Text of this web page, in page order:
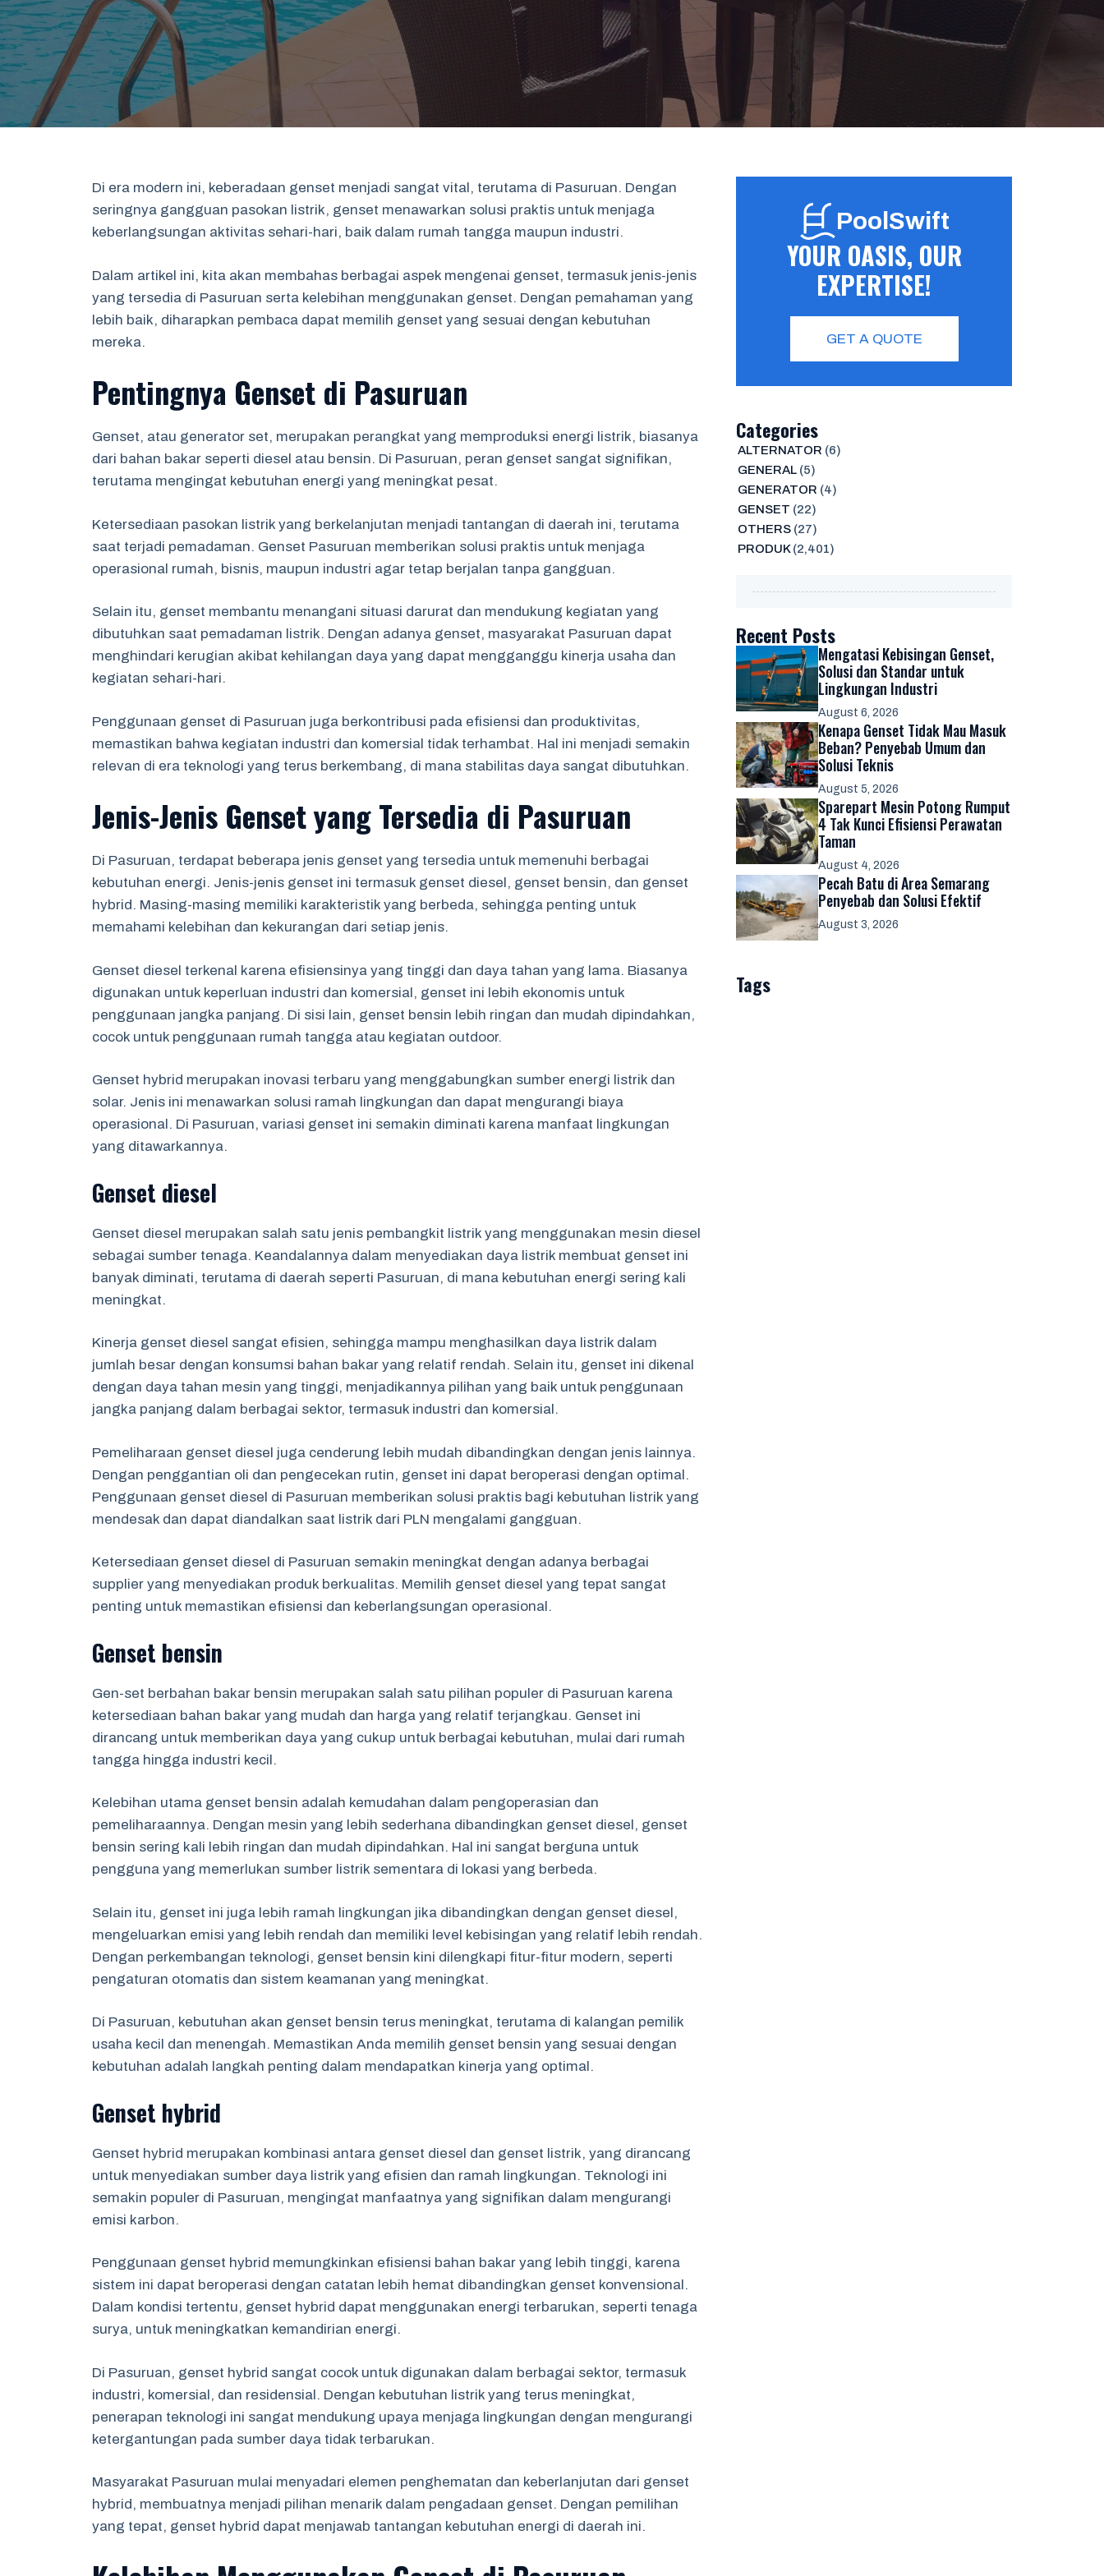
Di era modern ini, keberadaan genset menjadi sangat vital, terutama di Pasuruan. Dengan
seringnya gangguan pasokan listrik, genset menawarkan solusi praktis untuk menjaga
keberlangsungan aktivitas sehari-hari, baik dalam rumah tangga maupun industri.
Dalam artikel ini, kita akan membahas berbagai aspek mengenai genset, termasuk jenis-jenis
yang tersedia di Pasuruan serta kelebihan menggunakan genset. Dengan pemahaman yang
lebih baik, diharapkan pembaca dapat memilih genset yang sesuai dengan kebutuhan
mereka.
Pentingnya Genset di Pasuruan
Genset, atau generator set, merupakan perangkat yang memproduksi energi listrik, biasanya
dari bahan bakar seperti diesel atau bensin. Di Pasuruan, peran genset sangat signifikan,
terutama mengingat kebutuhan energi yang meningkat pesat.
Ketersediaan pasokan listrik yang berkelanjutan menjadi tantangan di daerah ini, terutama
saat terjadi pemadaman. Genset Pasuruan memberikan solusi praktis untuk menjaga
operasional rumah, bisnis, maupun industri agar tetap berjalan tanpa gangguan.
Selain itu, genset membantu menangani situasi darurat dan mendukung kegiatan yang
dibutuhkan saat pemadaman listrik. Dengan adanya genset, masyarakat Pasuruan dapat
menghindari kerugian akibat kehilangan daya yang dapat mengganggu kinerja usaha dan
kegiatan sehari-hari.
Penggunaan genset di Pasuruan juga berkontribusi pada efisiensi dan produktivitas,
memastikan bahwa kegiatan industri dan komersial tidak terhambat. Hal ini menjadi semakin
relevan di era teknologi yang terus berkembang, di mana stabilitas daya sangat dibutuhkan.
Jenis-Jenis Genset yang Tersedia di Pasuruan
Di Pasuruan, terdapat beberapa jenis genset yang tersedia untuk memenuhi berbagai
kebutuhan energi. Jenis-jenis genset ini termasuk genset diesel, genset bensin, dan genset
hybrid. Masing-masing memiliki karakteristik yang berbeda, sehingga penting untuk
memahami kelebihan dan kekurangan dari setiap jenis.
Genset diesel terkenal karena efisiensinya yang tinggi dan daya tahan yang lama. Biasanya
digunakan untuk keperluan industri dan komersial, genset ini lebih ekonomis untuk
penggunaan jangka panjang. Di sisi lain, genset bensin lebih ringan dan mudah dipindahkan,
cocok untuk penggunaan rumah tangga atau kegiatan outdoor.
Genset hybrid merupakan inovasi terbaru yang menggabungkan sumber energi listrik dan
solar. Jenis ini menawarkan solusi ramah lingkungan dan dapat mengurangi biaya
operasional. Di Pasuruan, variasi genset ini semakin diminati karena manfaat lingkungan
yang ditawarkannya.
Genset diesel
Genset diesel merupakan salah satu jenis pembangkit listrik yang menggunakan mesin diesel
sebagai sumber tenaga. Keandalannya dalam menyediakan daya listrik membuat genset ini
banyak diminati, terutama di daerah seperti Pasuruan, di mana kebutuhan energi sering kali
meningkat.
Kinerja genset diesel sangat efisien, sehingga mampu menghasilkan daya listrik dalam
jumlah besar dengan konsumsi bahan bakar yang relatif rendah. Selain itu, genset ini dikenal
dengan daya tahan mesin yang tinggi, menjadikannya pilihan yang baik untuk penggunaan
jangka panjang dalam berbagai sektor, termasuk industri dan komersial.
Pemeliharaan genset diesel juga cenderung lebih mudah dibandingkan dengan jenis lainnya.
Dengan penggantian oli dan pengecekan rutin, genset ini dapat beroperasi dengan optimal.
Penggunaan genset diesel di Pasuruan memberikan solusi praktis bagi kebutuhan listrik yang
mendesak dan dapat diandalkan saat listrik dari PLN mengalami gangguan.
Ketersediaan genset diesel di Pasuruan semakin meningkat dengan adanya berbagai
supplier yang menyediakan produk berkualitas. Memilih genset diesel yang tepat sangat
penting untuk memastikan efisiensi dan keberlangsungan operasional.
Genset bensin
Gen-set berbahan bakar bensin merupakan salah satu pilihan populer di Pasuruan karena
ketersediaan bahan bakar yang mudah dan harga yang relatif terjangkau. Genset ini
dirancang untuk memberikan daya yang cukup untuk berbagai kebutuhan, mulai dari rumah
tangga hingga industri kecil.
Kelebihan utama genset bensin adalah kemudahan dalam pengoperasian dan
pemeliharaannya. Dengan mesin yang lebih sederhana dibandingkan genset diesel, genset
bensin sering kali lebih ringan dan mudah dipindahkan. Hal ini sangat berguna untuk
pengguna yang memerlukan sumber listrik sementara di lokasi yang berbeda.
Selain itu, genset ini juga lebih ramah lingkungan jika dibandingkan dengan genset diesel,
mengeluarkan emisi yang lebih rendah dan memiliki level kebisingan yang relatif lebih rendah.
Dengan perkembangan teknologi, genset bensin kini dilengkapi fitur-fitur modern, seperti
pengaturan otomatis dan sistem keamanan yang meningkat.
Di Pasuruan, kebutuhan akan genset bensin terus meningkat, terutama di kalangan pemilik
usaha kecil dan menengah. Memastikan Anda memilih genset bensin yang sesuai dengan
kebutuhan adalah langkah penting dalam mendapatkan kinerja yang optimal.
Genset hybrid
Genset hybrid merupakan kombinasi antara genset diesel dan genset listrik, yang dirancang
untuk menyediakan sumber daya listrik yang efisien dan ramah lingkungan. Teknologi ini
semakin populer di Pasuruan, mengingat manfaatnya yang signifikan dalam mengurangi
emisi karbon.
Penggunaan genset hybrid memungkinkan efisiensi bahan bakar yang lebih tinggi, karena
sistem ini dapat beroperasi dengan catatan lebih hemat dibandingkan genset konvensional.
Dalam kondisi tertentu, genset hybrid dapat menggunakan energi terbarukan, seperti tenaga
surya, untuk meningkatkan kemandirian energi.
Di Pasuruan, genset hybrid sangat cocok untuk digunakan dalam berbagai sektor, termasuk
industri, komersial, dan residensial. Dengan kebutuhan listrik yang terus meningkat,
penerapan teknologi ini sangat mendukung upaya menjaga lingkungan dengan mengurangi
ketergantungan pada sumber daya tidak terbarukan.
Masyarakat Pasuruan mulai menyadari elemen penghematan dan keberlanjutan dari genset
hybrid, membuatnya menjadi pilihan menarik dalam pengadaan genset. Dengan pemilihan
yang tepat, genset hybrid dapat menjawab tantangan kebutuhan energi di daerah ini.
PoolSwift
YOUR OASIS, OUR
EXPERTISE!
GET A QUOTE
Categories
ALTERNATOR (6)
GENERAL(5)
GENERATOR (4)
GENSET (22)
OTHERS(27)
PRODUK(2,401)
Recent Posts
Mengatasi Kebisingan Genset,
Solusi dan Standar untuk
Lingkungan Industri
August 6, 2026
Kenapa Genset Tidak Mau Masuk
Beban? Penyebab Umum dan
Solusi Teknis
August 5, 2026
Sparepart Mesin Potong Rumput
4 Tak Kunci Efisiensi Perawatan
Taman
August 4, 2026
Pecah Batu di Area Semarang
Penyebab dan Solusi Efektif
August 3, 2026
Tags